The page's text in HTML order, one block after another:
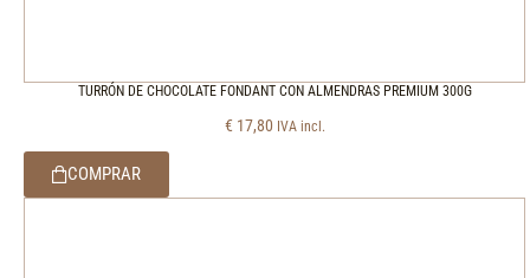
TURRÓN DE CHOCOLATE FONDANT CON ALMENDRAS PREMIUM 300G
€ 17,80 IVA incl.
COMPRAR